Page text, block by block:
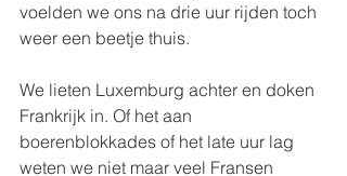
voelden we ons na drie uur rijden toch
weer een beetje thuis.
We lieten Luxemburg achter en doken
Frankrijk in. Of het aan
boerenblokkades of het late uur lag
weten we niet maar veel Fransen